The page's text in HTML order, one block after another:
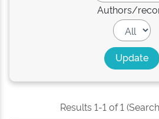
Authors/
Results 1-1 of 1